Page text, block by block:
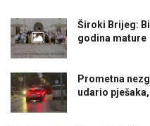
Široki Brijeg:
godina mature
Prometna
udario